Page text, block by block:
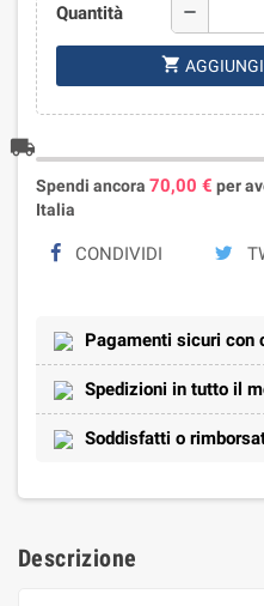
Quantità remove
shopping_cart
local_shipping
Spendi ancora 70,00 € per
Italia
CONDIVIDI
Pagamenti sicuri con
Spedizioni in tutto il
Soddisfatti o
Descrizione